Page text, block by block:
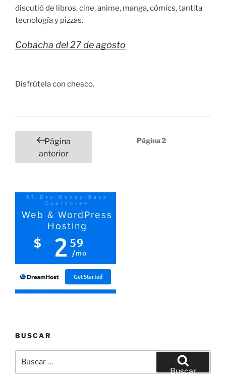
discutió de libros, cine, anime, manga, cómics, tantita
tecnología y pizzas.
Cobacha del 27 de agosto
Disfrútela con chesco.
Paginación
entradas
Página
anterior
Página2
BUSCAR
por:
Buscar